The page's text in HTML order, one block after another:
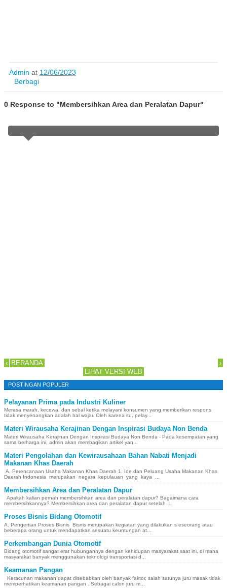
Admin at 12/06/2023
Berbagi
0 Response to "Membersihkan Area dan Peralatan Dapur"
‹ ›
BERANDA
LIHAT VERSI WEB
POSTINGAN POPULER
Pelayanan Prima pada Industri Kuliner
Merasa marah, kecewa, dan sebal ketika melayani konsumen yang memberikan respons
tidak menyenangkan adalah hal wajar. Oleh karena itu, pelay...
Materi Wirausaha Kerajinan Dengan Inspirasi Budaya Non Benda
Materi Wirausaha Kerajinan Dengan Inspirasi Budaya Non Benda - Pada kesempatan yang
sama berharga ini, admin akan membagikan artikel yan...
Materi Pengolahan dan Kewirausahaan Bahan Nabati Menjadi
Makanan Khas Daerah
A. Perencanaan Usaha Makanan Khas Daerah 1. Ide dan Peluang Usaha Makanan Khas
Daerah Indonesia merupakan negara kepulauan yang kaya ...
Membersihkan Area dan Peralatan Dapur
Apakah kalian pernah membersihkan area dan peralatan dapur? Bagaimana cara
membersihkannya? Membersihkan area dan peralatan dapur setelah ...
Proses Bisnis Bidang Otomotif
A. Pengertian Proses Bisnis Bisnis merupakan kegiatan yang dilakukan s eseorang atau
beberapa orang untuk mendapatkan sesuatu keuntungan at...
Perkembangan Dunia Otomotif
Bidang otomotif sangat erat hubungannya dengan kehidupan masyarakat saat ini, di mana
masyarakat banyak menggunakan teknologi transportasi d...
Keamanan Pangan
Keracunan makanan dapat disebabkan oleh banyak faktor, salah satunya juru masak tidak
memperhatikan keamanan pangan . Sebagai calon juru m...